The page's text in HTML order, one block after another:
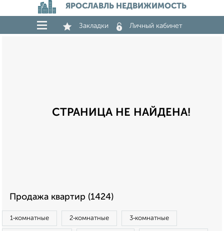
ЯРОСЛАВЛЬ НЕДВИЖИМОСТЬ
Закладки Личный кабинет
СТРАНИЦА НЕ НАЙДЕНА!
Продажа квартир (1424)
1‑комнатные 2‑комнатные 3‑комнатные